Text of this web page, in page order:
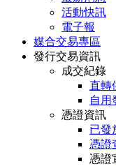
活動快訊
電子報
媒合交易專區
發行交易資訊
成交紀錄
直轉
自用
憑證資訊
已發
憑證
憑證